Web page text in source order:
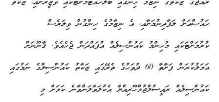
ހައުސްއަށް ލަފާދިނުމަށާއި، އެ ނިޒާމުގެ ހިންގުން ވިލަރެސް
ކުރުމަށްޓަކައި މުހިންމު ކައުންސިލެއް އުފައްދަން ޖެހެއެވެ. ޤާނޫނަށް
ޢަމަލުކުރަން ފަށާތާ 60 ދުވަހުގެ ތެރޭގައި ޒަކާތު ކައުންސިލްގެ ނަމުގައި
ކައުންސިލެއް ރައީސުލްޖުމްހޫރިއްޔާ އެކުލަވާލަންވާނެ ކަމަށް މި